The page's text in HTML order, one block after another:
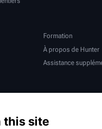
Formation
À propos de Hunter
Assistance
this site